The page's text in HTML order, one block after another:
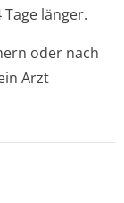
länger.
oder nach
Arzt